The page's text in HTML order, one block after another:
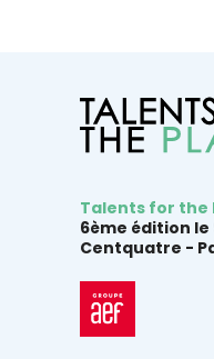
Talents for the
6ème édition le
Centquatre -